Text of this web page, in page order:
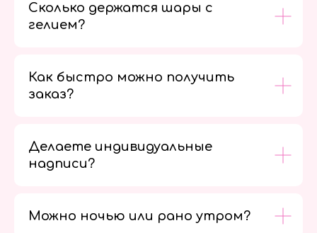
Сколько держатся шары с
гелием?
Как быстро можно получить
заказ?
Делаете индивидуальные
надписи?
Можно ночью или рано утром?